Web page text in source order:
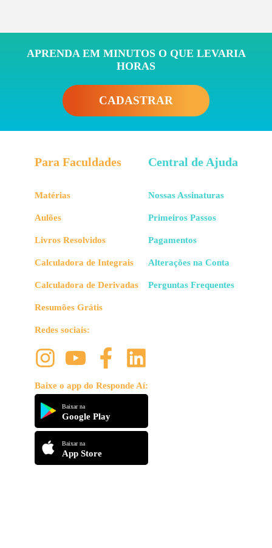
APRENDA EM MINUTOS O QUE LEVARIA
HORAS
CADASTRAR
Para Faculdades
Matérias
Aulões
Livros Resolvidos
Calculadora de Integrais
Calculadora de Derivadas
Resumões Grátis
Redes sociais:
Baixe o app do Responde Aí:
Baixar na
Google Play
Baixar na
App Store
Central de Ajuda
Nossas Assinaturas
Primeiros Passos
Pagamentos
Alterações na Conta
Perguntas Frequentes